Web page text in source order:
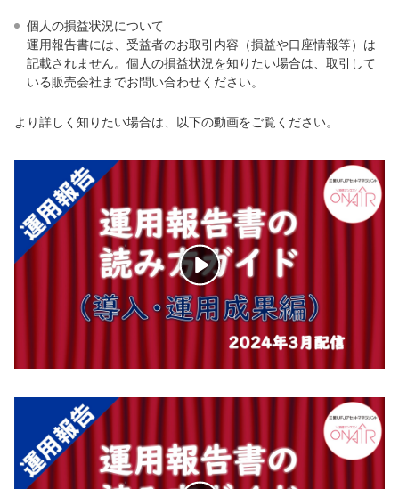
個人の損益状況について
運用報告書には、受益者のお取引内容（損益や口座情報等）は
記載されません。個人の損益状況を知りたい場合は、取引して
いる販売会社までお問い合わせください。
より詳しく知りたい場合は、以下の動画をご覧ください。